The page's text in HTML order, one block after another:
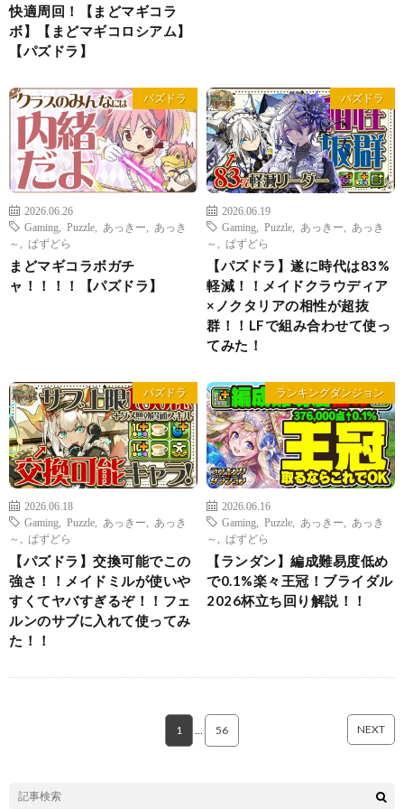
快適周回！【まどマギコラ
ボ】【まどマギコロシアム】
【パズドラ】
パズドラ
2026.06.26
Gaming
Puzzle あっきー
あっき
～
ぱずどら
まどマギコラボガチ
ャ！！！！【パズドラ】
パズドラ
2026.06.19
Gaming
Puzzle あっきー
あっき
～
ぱずどら
【パズドラ】遂に時代は83%
軽減！！メイドクラウディア
×ノクタリアの相性が超抜
群！！LFで組み合わせて使っ
てみた！
パズドラ
2026.06.18
Gaming
Puzzle あっきー
あっき
～
ぱずどら
【パズドラ】交換可能でこの
強さ！！メイドミルが使いや
すくてヤバすぎるぞ！！フェ
ルンのサブに入れて使ってみ
た！！
ランキングダンジョン
2026.06.16
Gaming
Puzzle あっきー
あっき
～
ぱずどら
【ランダン】編成難易度低め
で0.1%楽々王冠！ブライダル
2026杯立ち回り解説！！
1 56 NEXT